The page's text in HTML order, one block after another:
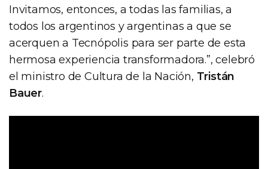
Invitamos, entonces, a todas las familias, a
todos los argentinos y argentinas a que se
acerquen a Tecnópolis para ser parte de esta
hermosa experiencia transformadora.”, celebró
el ministro de Cultura de la Nación, Tristán
Bauer.